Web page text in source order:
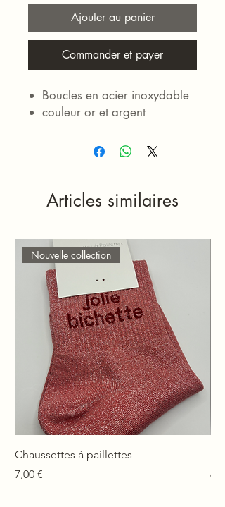
Ajouter au panier
Commander et payer
Boucles en acier inoxydable
couleur or et argent
Articles similaires
Nouvelle collection
Chaussettes à paillettes
Prix
7,00 €
Prix